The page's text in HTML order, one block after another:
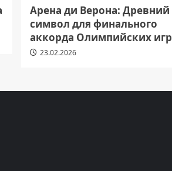
Арена ди Верона: Древний
символ для финального
аккорда Олимпийских игр
23.02.2026